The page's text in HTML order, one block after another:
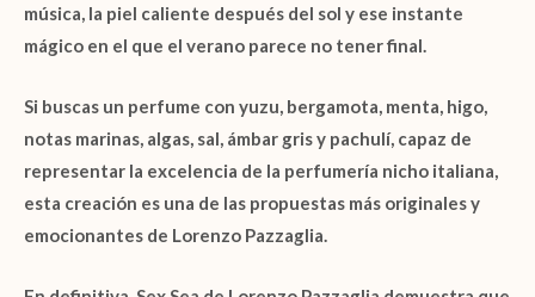
música, la piel caliente después del sol y ese instante
mágico en el que el verano parece no tener final.
Si buscas un perfume con yuzu, bergamota, menta, higo,
notas marinas, algas, sal, ámbar grisy pachulí, capaz de
representar la excelencia de la perfumería nicho italiana,
esta creación es una de las propuestas más originales y
emocionantes de Lorenzo Pazzaglia.